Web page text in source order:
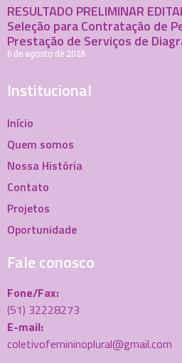
RESULTADO PRELIMINAR
Seleção para Contratação de
Prestação de Serviços de
6 de agosto de 2026
Institucional
Início
Quem somos
Nossa História
Contato
Projetos
Oportunidade
Fale conosco
Fone/Fax:
(51) 32228273
E-mail:
coletivofemininoplural@gmail.com